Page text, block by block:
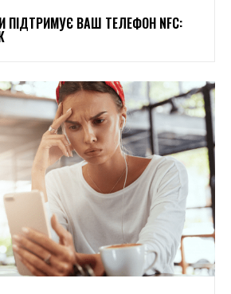
ПІДТРИМУЄ ВАШ ТЕЛЕФОН NFC: